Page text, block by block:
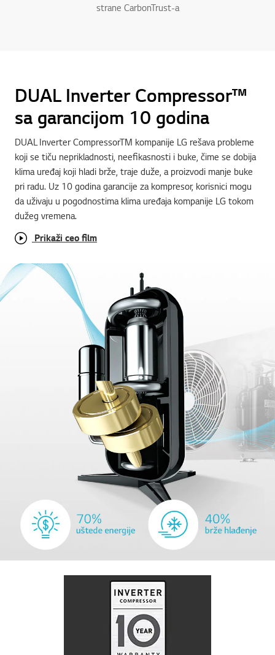
strane CarbonTrust-a
DUAL Inverter Compressor™
sa garancijom 10 godina
DUAL Inverter CompressorTM kompanije LG rešava probleme
koji se tiču neprikladnosti, neefikasnosti i buke, čime se dobija
klima uređaj koji hladi brže, traje duže, a proizvodi manje buke
pri radu. Uz 10 godina garancije za kompresor, korisnici mogu
da uživaju u pogodnostima klima uređaja kompanije LG tokom
dužeg vremena.
Prikaži ceo film